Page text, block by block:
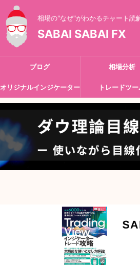
相場の"なぜ"がわかるチャート読
SABAI SABAI FX
ブログ 相場分析
オリジナルインジケーター トレードツ